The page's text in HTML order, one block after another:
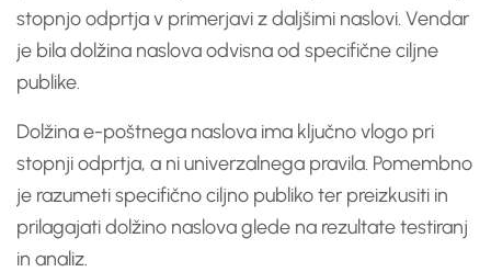
stopnjo odprtja v primerjavi z daljšimi naslovi. Vendar
je bila dolžina naslova odvisna od specifične ciljne
publike.
Dolžina e-poštnega naslova ima ključno vlogo pri
stopnji odprtja, a ni univerzalnega pravila. Pomembno
je razumeti specifično ciljno publiko ter preizkusiti in
prilagajati dolžino naslova glede na rezultate testiranj
in analiz.